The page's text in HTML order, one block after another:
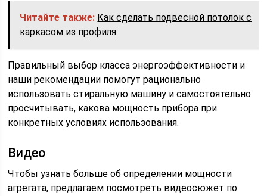
Читайте также: Как сделать подвесной потолок с
каркасом из профиля
Правильный выбор класса энергоэффективности и
наши рекомендации помогут рационально
использовать стиральную машину и самостоятельно
просчитывать, какова мощность прибора при
конкретных условиях использования.
Видео
Чтобы узнать больше об определении мощности
агрегата, предлагаем посмотреть видеосюжет по